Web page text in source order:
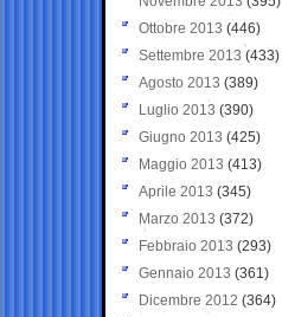
Ottobre 2013 (446)
Settembre 2013 (433)
Agosto 2013 (389)
Luglio 2013 (390)
Giugno 2013 (425)
Maggio 2013 (413)
Aprile 2013 (345)
Marzo 2013 (372)
Febbraio 2013 (293)
Gennaio 2013 (361)
Dicembre 2012 (364)